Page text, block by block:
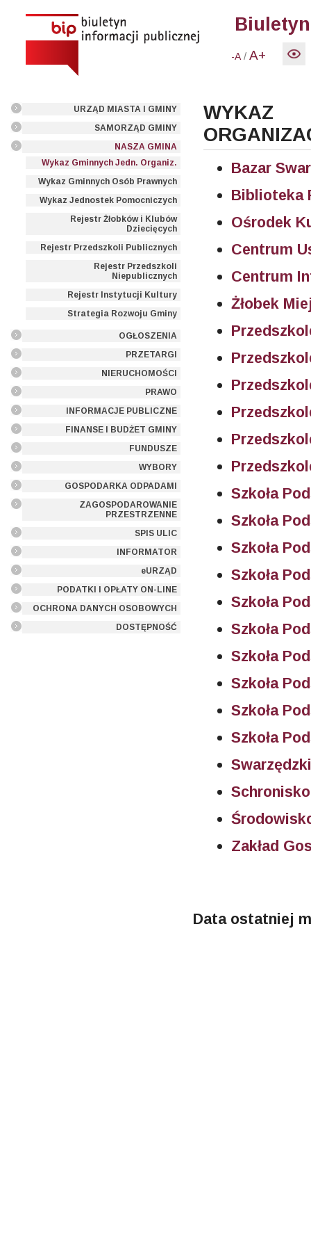
-A /A+
URZĄD MIASTA I GMINY
SAMORZĄD GMINY
NASZA GMINA
Wykaz Gminnych Jedn. Organiz.
Wykaz Gminnych Osób Prawnych
Wykaz Jednostek Pomocniczych
Rejestr Żłobków i Klubów
Dziecięcych
Rejestr Przedszkoli Publicznych
Rejestr Przedszkoli
Niepublicznych
Rejestr Instytucji Kultury
Strategia Rozwoju Gminy
OGŁOSZENIA
PRZETARGI
NIERUCHOMOŚCI
PRAWO
INFORMACJE PUBLICZNE
FINANSE I BUDŻET GMINY
FUNDUSZE
WYBORY
GOSPODARKA ODPADAMI
ZAGOSPODAROWANIE
PRZESTRZENNE
SPIS ULIC
INFORMATOR
eURZĄD
PODATKI I OPŁATY ON-LINE
OCHRONA DANYCH OSOBOWYCH
DOSTĘPNOŚĆ
WYKAZ
Bazar
Biblioteka
Ośrodek
Centrum
Centrum
Żłobek
Szkoła
Szkoła
Szkoła
Szkoła
Szkoła
Szkoła
Szkoła
Szkoła
Szkoła
Szkoła
Zakład
Data ostatniej